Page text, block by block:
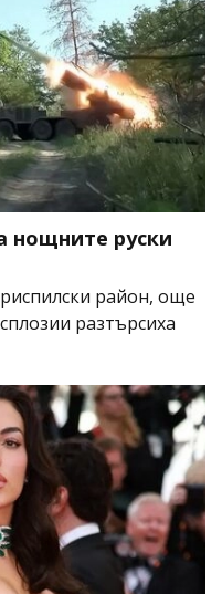
нощните руски
район, още
разтърсиха